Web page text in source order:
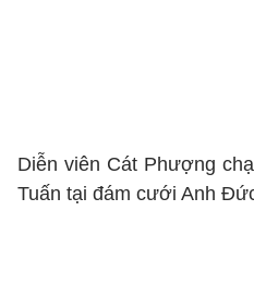
Diễn viên Cát Phượng
Tuấn tại đám cưới Anh